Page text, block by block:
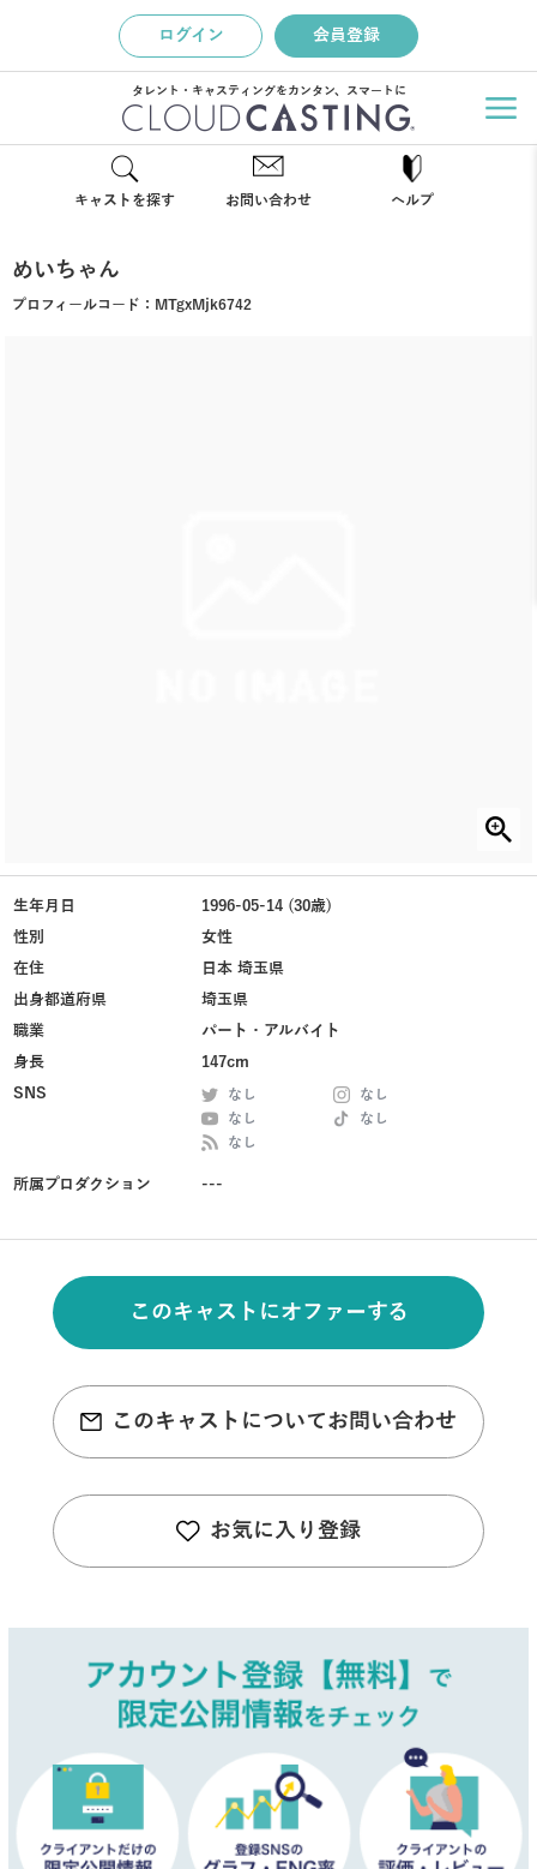
ログイン 会員登録
タレント・キャスティングをカンタン、スマートに
キャストを探す お問い合わせ ヘルプ
めいちゃん
プロフィールコード： MTgxMjk6742
生年月日
1996-05-14 (30歳)
性別
女性
在住
日本 埼玉県
出身都道府県
埼玉県
職業
パート・アルバイト
身長
147cm
SNS
なし
なし
なし
なし
なし
所属プロダクション ---
このキャストにオファーする
このキャストについてお問い合わせ
お気に入り登録